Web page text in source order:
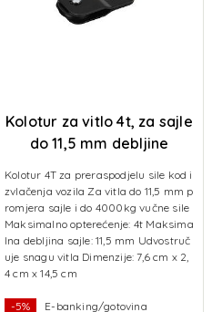
Kolotur za vitlo 4t, za sajle
do 11,5 mm debljine
Kolotur 4T za preraspodjelu sile kod i
zvlačenja vozila Za vitla do 11,5 mm p
romjera sajle i do 4000kg vučne sile
Maksimalno opterećenje: 4t Maksima
lna debljina sajle: 11,5 mm Udvostruč
uje snagu vitla Dimenzije: 7,6 cm x 2,
4 cm x 14,5 cm
-5% E-banking/gotovina